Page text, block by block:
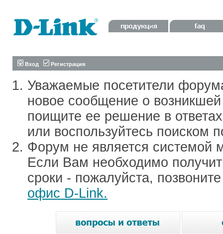
Вход Регистрация
Уважаемые посетители
новое сообщение о
поищите ее решение в
или воспользуйтесь поиском
Форум не является системой
Если Вам необходимо
сроки - пожалуйста,
офис D-Link.